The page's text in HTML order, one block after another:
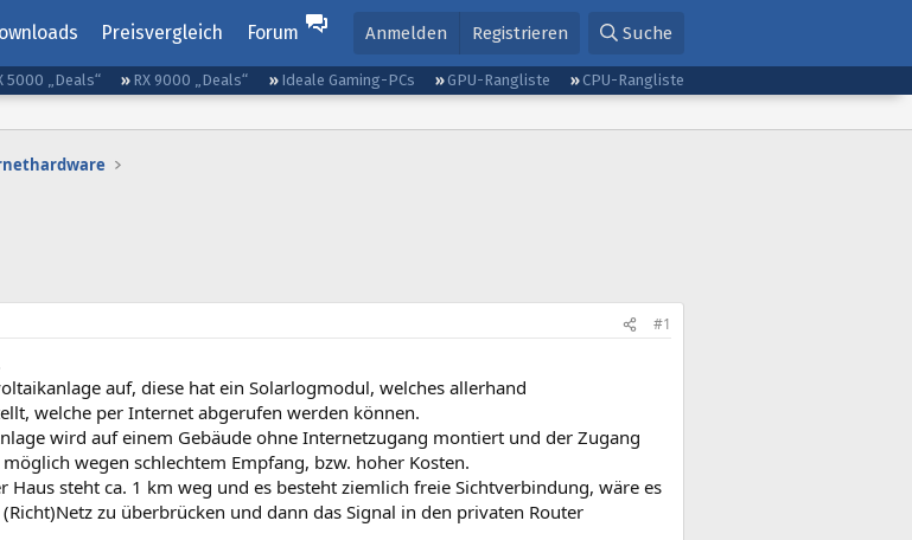
Preisvergleich Forum Anmelden Registrieren Suche
5000 „Deals“ RX 9000 „Deals“ Ideale Gaming-PCs GPU-Rangliste
CPU-Rangliste
#1
auf, diese hat ein Solarlogmodul, welches allerhand
welche per Internet abgerufen werden können.
wird auf einem Gebäude ohne Internetzugang montiert und der Zugang
wegen schlechtem Empfang, bzw. hoher Kosten.
Haus steht ca. 1 km weg und es besteht ziemlich freie Sichtverbindung, wäre es
zu überbrücken und dann das Signal in den privaten Router